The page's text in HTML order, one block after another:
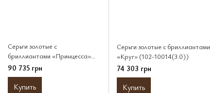
Серьги золотые с
бриллиантами «Принцесса»
(102-10113(3.0)PR)
90 735 грн
Купить
Серьги золотые с бриллиантами
«Круг» (102-10014(3.0))
74 303 грн
Купить